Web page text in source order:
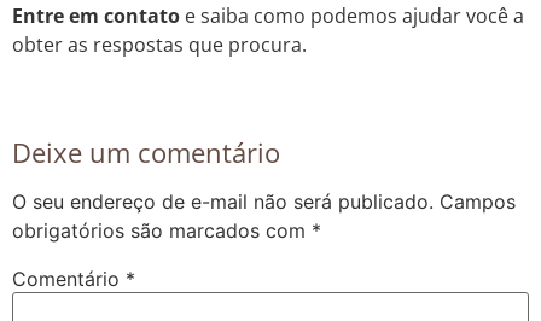
Entre em contato e saiba como podemos ajudar você a
obter as respostas que procura.
Deixe um comentário
O seu endereço de e-mail não será publicado. Campos
obrigatórios são marcados com *
Comentário *